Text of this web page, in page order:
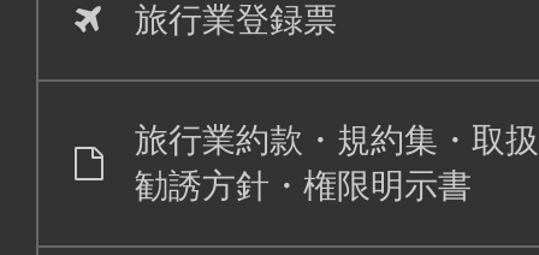
旅行業登録票
旅行業約款・規約集・取
勧誘方針・権限明示書